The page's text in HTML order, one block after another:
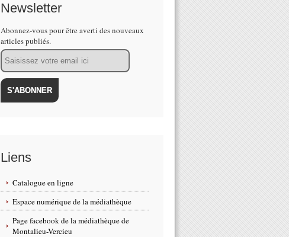
Newsletter
Abonnez-vous pour être averti des nouveaux
articles publiés.
Email
Liens
Catalogue en ligne
Espace numérique de la médiathèque
Page facebook de la médiathèque de
Montalieu-Vercieu